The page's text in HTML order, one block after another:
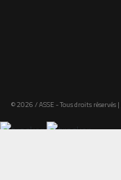
© 2026 / ASSE - Tous droits réservés |